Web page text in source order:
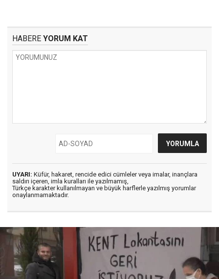
HABERE YORUM KAT
UYARI: Küfür, hakaret, rencide edici cümleler veya imalar, inançlara
saldırı içeren, imla kuralları ile yazılmamış,
Türkçe karakter kullanılmayan ve büyük harflerle yazılmış yorumlar
onaylanmamaktadır.